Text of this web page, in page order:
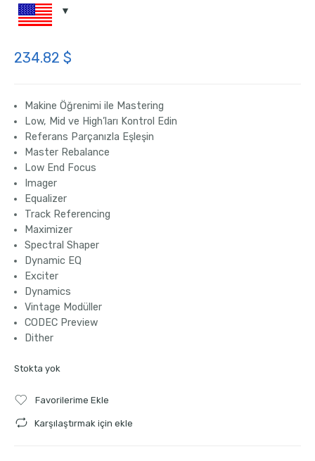
234.82 $
Makine Öğrenimi ile Mastering
Low, Mid ve High’ları Kontrol Edin
Referans Parçanızla Eşleşin
Master Rebalance
Low End Focus
Imager
Equalizer
Track Referencing
Maximizer
Spectral Shaper
Dynamic EQ
Exciter
Dynamics
Vintage Modüller
CODEC Preview
Dither
Stokta yok
Favorilerime Ekle
Karşılaştırmak için ekle